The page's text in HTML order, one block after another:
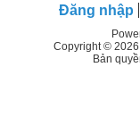
Đăng nhập
Copyright © 2026
Bản